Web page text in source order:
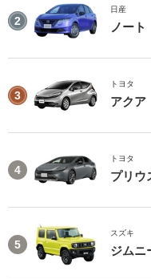
2
日産
ノート
3
トヨタ
アクア
4
トヨタ
プリウ
5
スズキ
ジムニ